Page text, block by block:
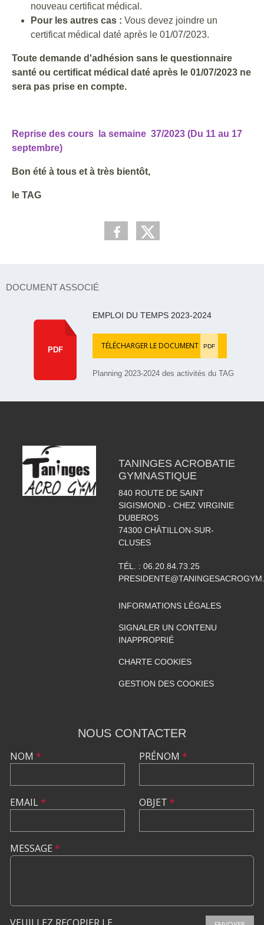
nouveau certificat médical.
Pour les autres cas : Vous devez joindre un
certificat médical daté après le 01/07/2023.
Toute demande d'adhésion sans le questionnaire
santé ou certificat médical daté après le 01/07/2023 ne
sera pas prise en compte.
Reprise des cours la semaine 37/2023 (Du 11 au 17
septembre)
Bon été à tous et à très bientôt,
le TAG
DOCUMENT ASSOCIÉ
PDF
EMPLOI DU TEMPS 2023-2024
TÉLÉCHARGER LE DOCUMENT PDF
Planning 2023-2024 des activités du TAG
TANINGES ACROBATIE
GYMNASTIQUE
840 ROUTE DE SAINT
SIGISMOND - CHEZ VIRGINIE
DUBEROS
74300 CHÂTILLON-SUR-
CLUSES
TÉL. : 06.20.84.73.25
INFORMATIONS LÉGALES
SIGNALER UN CONTENU
INAPPROPRIÉ
CHARTE COOKIES
GESTION DES COOKIES
NOUS CONTACTER
NOM *
EMAIL*
PRÉNOM *
OBJET *
MESSAGE *